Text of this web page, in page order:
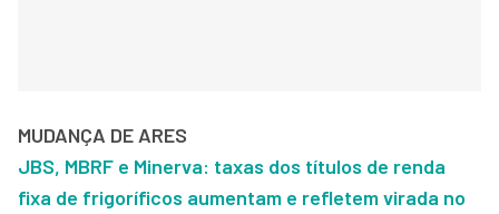
MUDANÇA DE ARES
JBS, MBRF e Minerva: taxas dos títulos de renda
fixa de frigoríficos aumentam e refletem virada no